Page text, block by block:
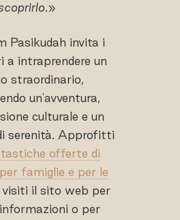
.»
Pasikudah invita i
a intraprendere un
straordinario,
un'avventura,
culturale e un
serenità. Approfitti
offerte di
famiglie e per le
visiti il sito web per
o per